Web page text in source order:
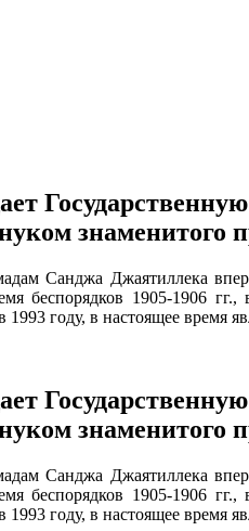
знаменитого
Санджа Джаятиллека
беспорядков 1905-1906
1993 году, в настоящее время
знаменитого
Санджа Джаятиллека
беспорядков 1905-1906
1993 году, в настоящее время